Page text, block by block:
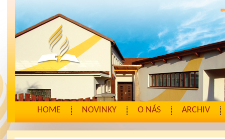
HOME NOVINKY O NÁS ARCHIV